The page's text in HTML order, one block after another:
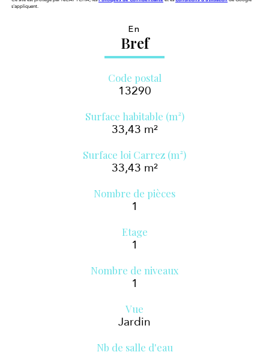
s'appliquent.
En
Bref
Code postal
13290
Surface habitable (m²)
33,43 m²
Surface loi Carrez (m²)
33,43 m²
Nombre de pièces
1
Etage
1
Nombre de niveaux
1
Vue
Jardin
Nb de salle d'eau